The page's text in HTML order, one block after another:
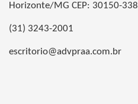
Horizonte/MG CEP: 30150-338
(31) 3243-2001
escritorio@advpraa.com.br